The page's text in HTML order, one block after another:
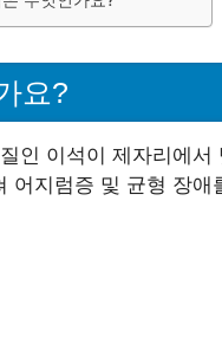
요?
인 이석이 제자리에
어지럼증 및 균형 장